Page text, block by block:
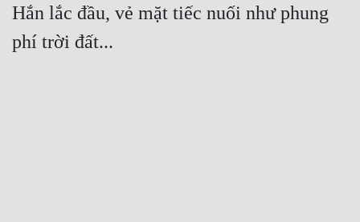
Hắn lắc đầu, vẻ mặt tiếc nuối như phung